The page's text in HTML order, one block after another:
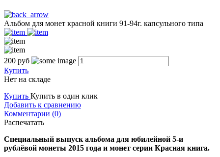
Альбом для монет красной книги 91-94г. капсульного типа
200 руб
Купить
Нет на складе
Купить Купить в один клик
Добавить к сравнению
Комментарии (0)
Распечатать
Специальный выпуск альбома для юбилейной 5-и
рублёвой монеты 2015 года и монет серии Красная книга.